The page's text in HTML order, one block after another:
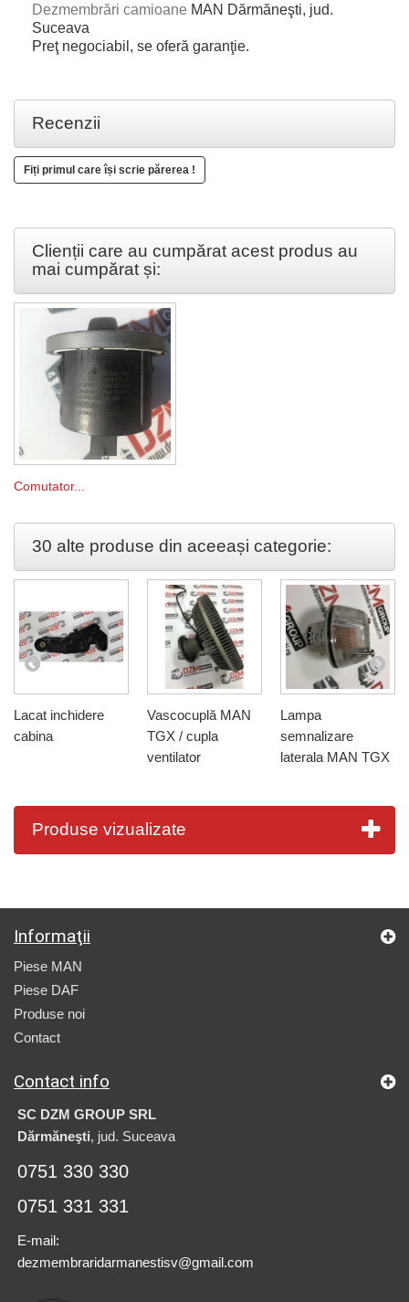
Dezmembrări camioane MAN Dărmăneşti, jud.
Suceava
Preţ negociabil, se oferă garanţie.
Recenzii
Fiți primul care își scrie părerea !
Clienții care au cumpărat acest produs au
mai cumpărat și:
Comutator...
30 alte produse din aceeași categorie:
Lacat inchidere
cabina
Vascocuplă MAN
TGX / cupla
ventilator
Lampa
semnalizare
laterala MAN TGX
Produse vizualizate
Informaţii
Piese MAN
Piese DAF
Produse noi
Contact
Contact info
SC DZM GROUP SRL
Dărmăneşti, jud. Suceava
0751 330 330
0751 331 331
E-mail:
dezmembraridarmanestisv@gmail.com